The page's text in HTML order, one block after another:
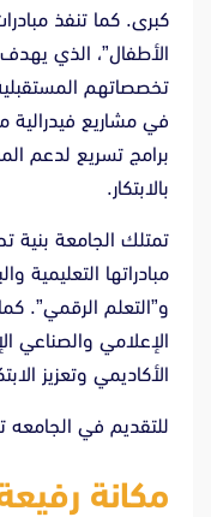
كبرى. كما تنفذ
الأطفال”، الذي
تخصصاتهم
في مشاريع فيدرالية
برامج تسريع لدعم
بالابتكار.
تمتلك الجامعة بنية
مبادراتها التعليمية
و”التعلم الرقمي”.
الإعلامي والصناعي
الأكاديمي وتعزيز
للتقديم في الجامعه
مكانة